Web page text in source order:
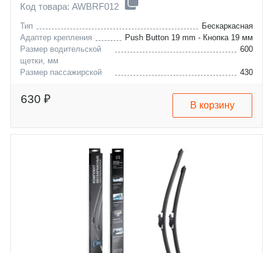
Код товара: AWBRF012
Тип
Бескаркасная
Адаптер крепления
Push Button 19 mm - Кнопка 19 мм
Размер водительской
щетки, мм
600
Размер пассажирской
430
citroen
berlingo
combo
partner
exeed
rifter
630 ₽ В корзину